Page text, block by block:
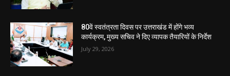
80वें स्वतंत्रता दिवस पर उत्तराखंड में होंगे भव्य
कार्यक्रम, मुख्य सचिव ने दिए व्यापक तैयारियों के निर्देश
July 29, 2026